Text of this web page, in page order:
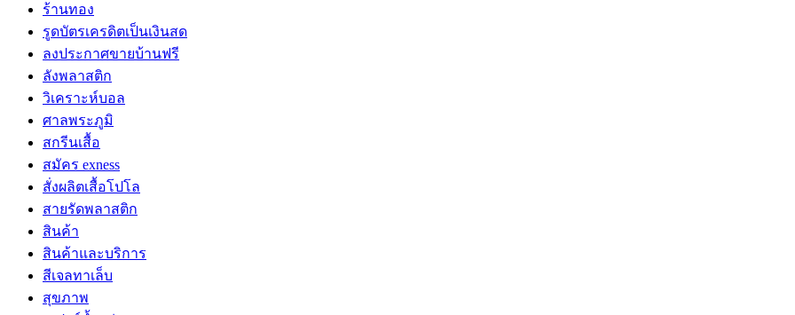
ร้านทอง
รูดบัตรเครดิตเป็นเงินสด
ลงประกาศขายบ้านฟรี
ลังพลาสติก
วิเคราะห์บอล
ศาลพระภูมิ
สกรีนเสื้อ
สมัคร exness
สั่งผลิตเสื้อโปโล
สายรัดพลาสติก
สินค้า
สินค้าและบริการ
สีเจลทาเล็บ
สุขภาพ